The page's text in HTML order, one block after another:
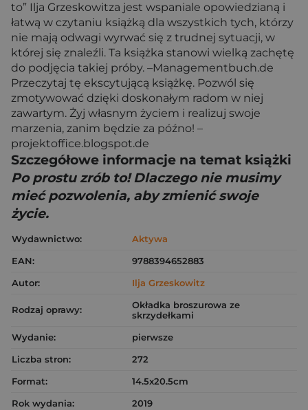
to” Ilja Grzeskowitza jest wspaniale opowiedzianą i
łatwą w czytaniu książką dla wszystkich tych, którzy
nie mają odwagi wyrwać się z trudnej sytuacji, w
której się znaleźli. Ta książka stanowi wielką zachętę
do podjęcia takiej próby. –Managementbuch.de
Przeczytaj tę ekscytującą książkę. Pozwól się
zmotywować dzięki doskonałym radom w niej
zawartym. Żyj własnym życiem i realizuj swoje
marzenia, zanim będzie za późno! –
projektoffice.blogspot.de
Szczegółowe informacje na temat książki
Po prostu zrób to! Dlaczego nie musimy
mieć pozwolenia, aby zmienić swoje
życie.
Wydawnictwo:
Aktywa
EAN:
9788394652883
Autor:
Ilja Grzeskowitz
Rodzaj oprawy:
Okładka broszurowa ze
skrzydełkami
Wydanie:
pierwsze
Liczba stron:
272
Format:
14.5x20.5cm
Rok wydania:
2019